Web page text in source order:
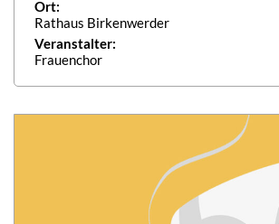
Ort:
Rathaus Birkenwerder
Veranstalter:
Frauenchor